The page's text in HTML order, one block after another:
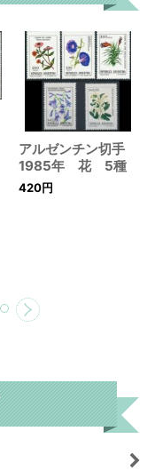
アルゼンチン切手
1985年 花 5種
420円